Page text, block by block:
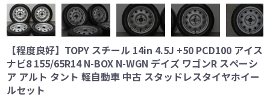
【程度良好】TOPY スチール 14in 4.5J +50 PCD100 アイス
ナビ8 155/65R14 N-BOX N-WGN デイズ ワゴンR スペーシ
ア アルト タント 軽自動車 中古 スタッドレスタイヤホイー
ルセット